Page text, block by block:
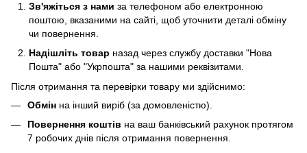
Зв'яжіться з нами за телефоном або електронною
поштою, вказаними на сайті, щоб уточнити деталі обміну
чи повернення.
Надішліть товар назад через службу доставки "Нова
Пошта" або "Укрпошта" за нашими реквізитами.
Після отримання та перевірки товару ми здійснимо:
Обмін на інший виріб (за домовленістю).
Повернення коштів на ваш банківський рахунок протягом
7 робочих днів після отримання повернення.